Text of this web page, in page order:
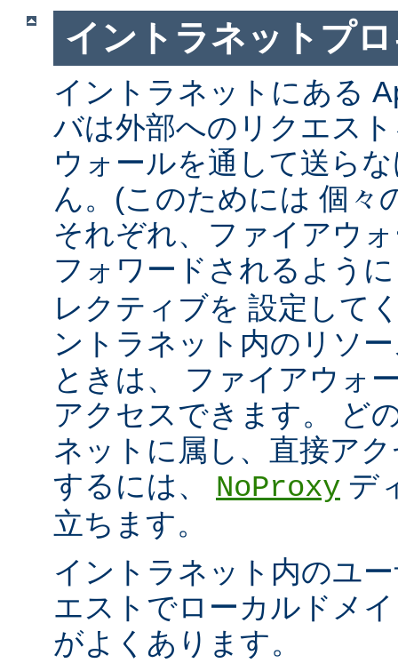
イントラネットプ
イントラネットにある
バは外部へのリクエス
ウォールを通して送ら
ん。(このためには 個々
それぞれ、ファイアウ
フォワードされるよう
レクティブを 設定して
ントラネット内のリソ
ときは、 ファイアウォ
アクセスできます。 ど
ネットに属し、直接ア
するには、 NoProxy デ
立ちます。
イントラネット内のユ
エストでローカルドメ
がよくあります。